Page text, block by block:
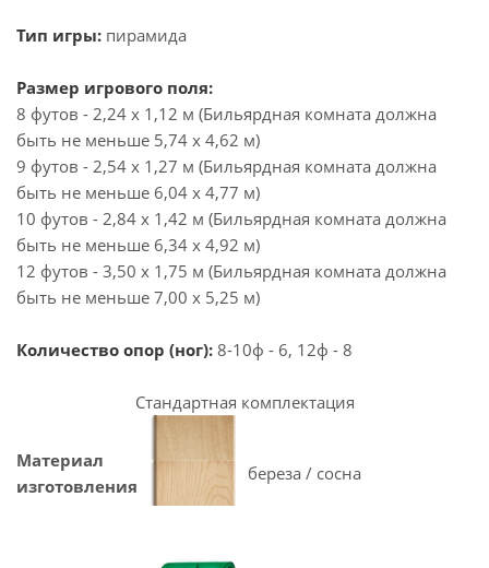
Тип игры: пирамида
Размер игрового поля:
8 футов - 2,24 х 1,12 м (Бильярдная комната должна
быть не меньше 5,74 х 4,62 м)
9 футов - 2,54 х 1,27 м (Бильярдная комната должна
быть не меньше 6,04 х 4,77 м)
10 футов - 2,84 х 1,42 м (Бильярдная комната должна
быть не меньше 6,34 х 4,92 м)
12 футов - 3,50 х 1,75 м (Бильярдная комната должна
быть не меньше 7,00 х 5,25 м)
Количество опор (ног): 8-10ф - 6, 12ф - 8
Стандартная комплектация
Материал
изготовления
береза / сосна